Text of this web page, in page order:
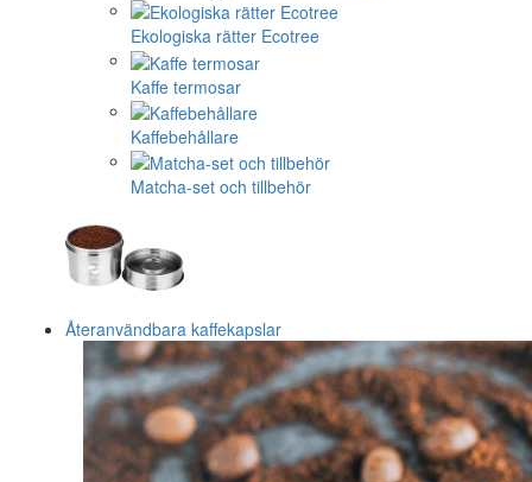
Ekologiska rätter Ecotree
Kaffe termosar
Kaffebehållare
Matcha-set och tillbehör
Återanvändbara kaffekapslar